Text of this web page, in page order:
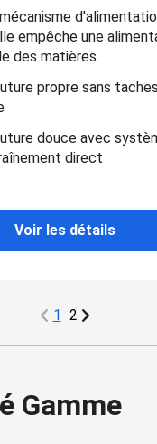
mécanisme
empêche une
des matières.
propre sans taches
douce avec
direct
Voir les détails
1 2
Gamme